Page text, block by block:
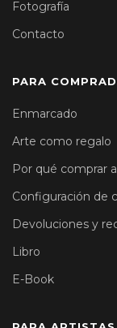
Fotografía
Contacto
PARA
Enmarcado
Arte como regalo
Por qué comprar
Configuración de
Devoluciones y
Libro
E-Book